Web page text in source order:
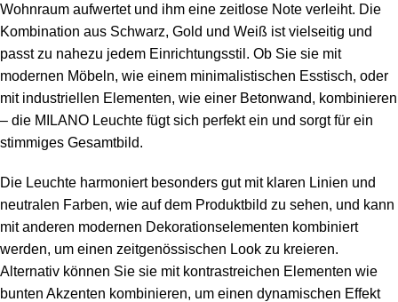
Wohnraum aufwertet und ihm eine zeitlose Note verleiht. Die
Kombination aus Schwarz, Gold und Weiß ist vielseitig und
passt zu nahezu jedem Einrichtungsstil. Ob Sie sie mit
modernen Möbeln, wie einem minimalistischen Esstisch, oder
mit industriellen Elementen, wie einer Betonwand, kombinieren
– die MILANO Leuchte fügt sich perfekt ein und sorgt für ein
stimmiges Gesamtbild.
Die Leuchte harmoniert besonders gut mit klaren Linien und
neutralen Farben, wie auf dem Produktbild zu sehen, und kann
mit anderen modernen Dekorationselementen kombiniert
werden, um einen zeitgenössischen Look zu kreieren.
Alternativ können Sie sie mit kontrastreichen Elementen wie
bunten Akzenten kombinieren, um einen dynamischen Effekt